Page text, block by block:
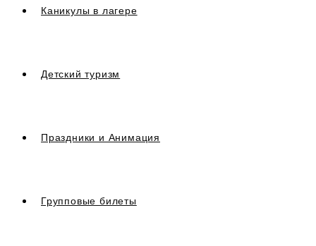
Каникулы в лагере
Детский туризм
Праздники и Анимация
Групповые билеты